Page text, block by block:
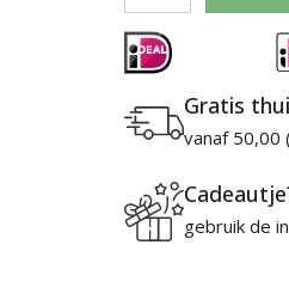
Tangerine
75ml
de
Toilette
Gratis
vanaf 50,00
gebruik de